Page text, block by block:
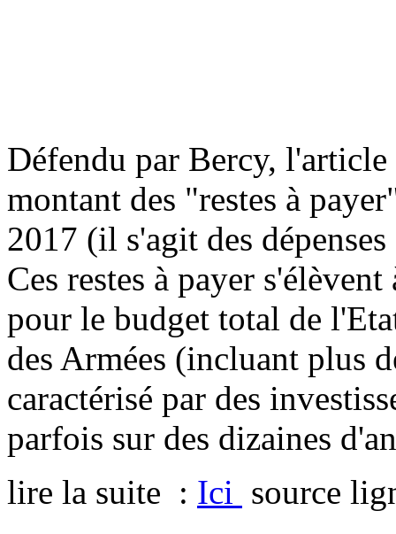
Défendu par Bercy,
montant des "restes à
2017 (il s'agit des dépenses
Ces restes à payer
pour le budget total de
des Armées (incluant plus
caractérisé par des
parfois sur des dizaines
lire la suite : Ici source